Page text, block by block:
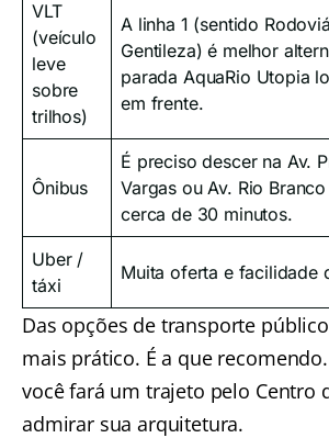
VLT
(veículo
leve
sobre
trilhos)
A linha 1 (sentido
Gentileza) é melhor
parada AquaRio Utopia
em frente.
Ônibus
É preciso descer na Av.
Vargas ou Av. Rio
cerca de 30 minutos.
Uber /
táxi
Muita oferta e facilidade
Das opções de transporte
mais prático. É a que
você fará um trajeto pelo Centro
admirar sua arquitetura.